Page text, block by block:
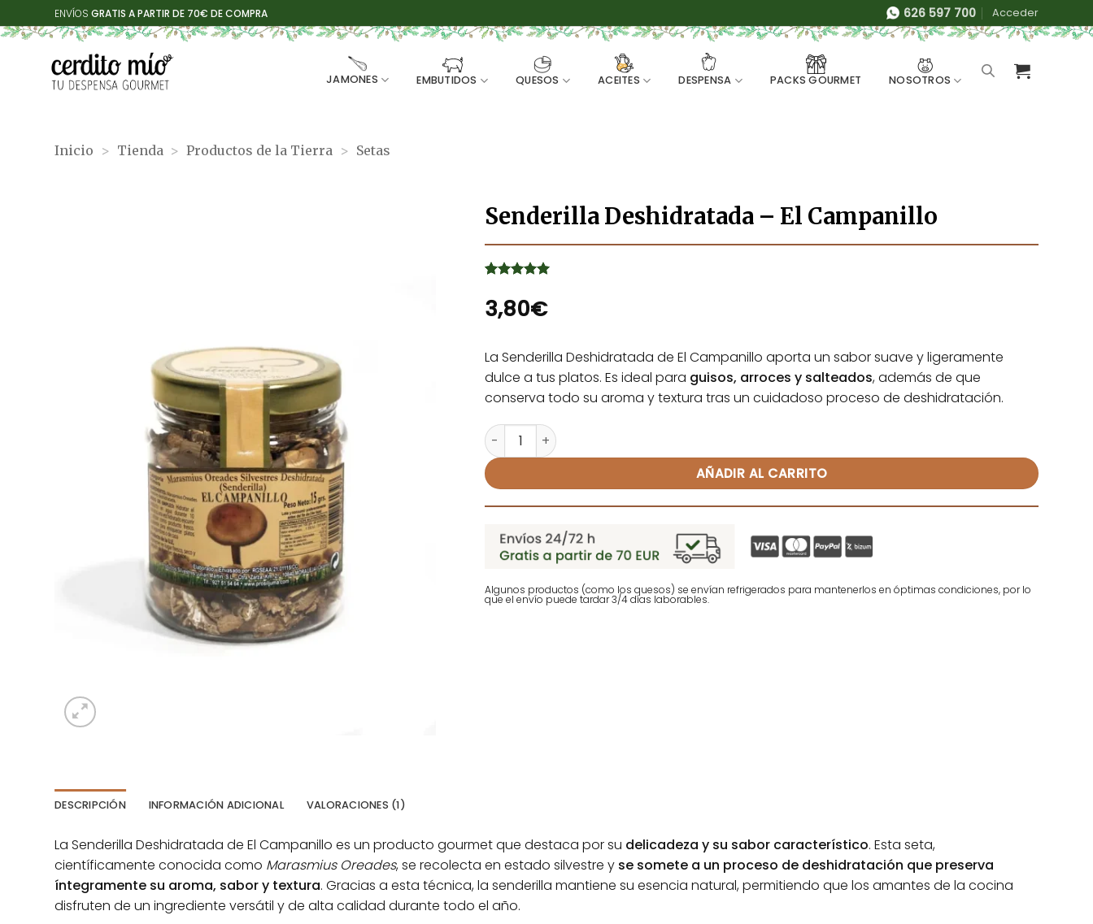
al
ENVÍOS GRATIS A PARTIR DE 70€ DE COMPRA 626 597 700 Acceder
JAMONES EMBUTIDOS QUESOS ACEITES DESPENSA PACKS GOURMET NOSOTROS
Inicio > Tienda > Productos de la Tierra > Setas
Senderilla Deshidratada – El Campanillo
con5de 5
en base a
cliente
3,80€
La Senderilla Deshidratada de El Campanillo aporta un sabor suave y ligeramente
dulce a tus platos. Es ideal para guisos, arroces y salteados, además de que
conserva todo su aroma y textura tras un cuidadoso proceso de deshidratación.
Senderilla Deshidratada - El Campanillo cantidad
AÑADIR AL CARRITO
Alternative:
Algunos productos (como los quesos) se envían refrigerados para mantenerlos en óptimas condiciones, por lo
que el envío puede tardar 3/4 días laborables.
DESCRIPCIÓN INFORMACIÓN ADICIONAL VALORACIONES (1)
La Senderilla Deshidratada de El Campanillo es un producto gourmet que destaca por su delicadeza y su sabor característico. Esta seta,
científicamente conocida como Marasmius Oreades, se recolecta en estado silvestre y se somete a un proceso de deshidratación que preserva
íntegramente su aroma, sabor y textura. Gracias a esta técnica, la senderilla mantiene su esencia natural, permitiendo que los amantes de la cocina
disfruten de un ingrediente versátil y de alta calidad durante todo el año.